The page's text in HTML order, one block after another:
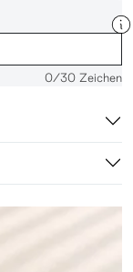
0/30 Zeichen